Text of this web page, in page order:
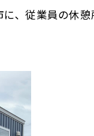
、従業員の休憩